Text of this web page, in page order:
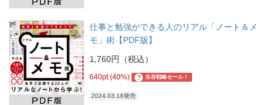
仕事と勉強ができる人のリアル「ノート＆メ
モ」術【PDF版】
1,760円（税込）
640pt (40%) ? 生存戦略セール！
2024.03.18発売